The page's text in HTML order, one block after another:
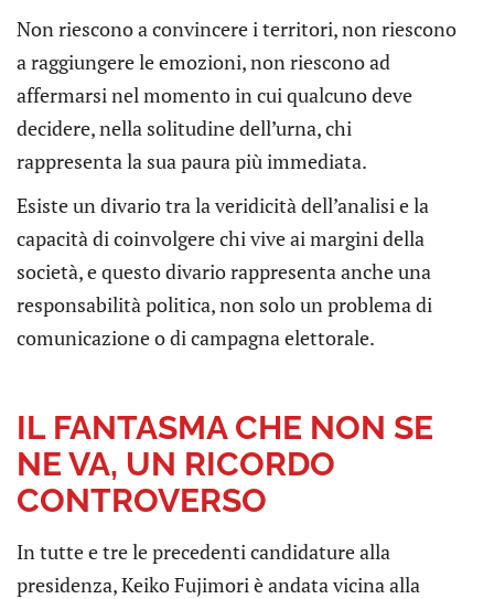
Non riescono a convincere i territori, non riescono
a raggiungere le emozioni, non riescono ad
affermarsi nel momento in cui qualcuno deve
decidere, nella solitudine dell’urna, chi
rappresenta la sua paura più immediata.
Esiste un divario tra la veridicità dell’analisi e la
capacità di coinvolgere chi vive ai margini della
società, e questo divario rappresenta anche una
responsabilità politica, non solo un problema di
comunicazione o di campagna elettorale.
IL FANTASMA CHE NON SE
NE VA, UN RICORDO
CONTROVERSO
In tutte e tre le precedenti candidature alla
presidenza, Keiko Fujimori è andata vicina alla